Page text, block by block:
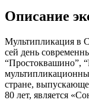
Описание
Мультипликация в
сей день
“Простоквашино”,
стране,
80 лет, является